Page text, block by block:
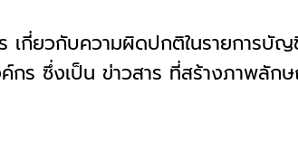
กี่ยวกับความผิดปกติในรายการบัญ
กร ซึ่งเป็น ข่าวสาร ที่สร้างภาพลั